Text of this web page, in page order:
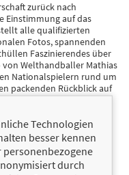
zurück nach
Einstimmung auf das
alle qualifizierten
Fotos, spannenden
Faszinierendes über
Welthandballer Mathias
Nationalspielern rund um
packenden Rückblick auf
sowie allerlei
der Wettkampf
Liebhaberbuch, das
Technologien
besser kennen
personenbezogene
durch